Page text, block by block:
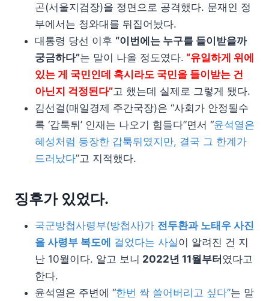
곤(서울지검장)을 정면으로 공격했다. 문재인 정
부에서는 청와대를 뒤집어놨다.
대통령 당선 이후 “이번에는 누구를 들이받을까
궁금하다”는 말이 나올 정도였다. “유일하게 위에
있는 게 국민인데 혹시라도 국민을 들이받는 건
아닌지 걱정된다”고 했는데 실제로 그렇게 됐다.
김선걸(매일경제 주간국장)은 “사회가 안정될수
록 ‘갑툭튀’ 인재는 나오기 힘들다”면서 “윤석열은
혜성처럼 등장한 갑툭튀였지만, 결국 그 한계가
드러났다”고 지적했다.
징후가 있었다.
국군방첩사령부(방첩사)가 전두환과 노태우 사진
을 사령부 복도에 걸었다는 사실이 알려진 건 지
난 10월이다. 알고 보니 2022년 11월부터였다고
한다.
윤석열은 주변에 “한번 싹 쓸어버리고 싶다”는 말